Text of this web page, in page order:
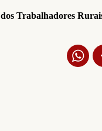
Trabalhadores